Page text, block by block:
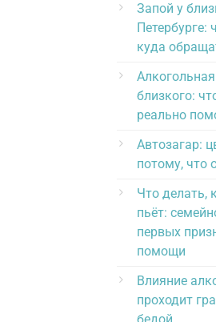
Запой у
Петербурге:
куда
близкого:
реально
Автозагар:
потому, что
Что делать,
пьёт:
первых
помощи
Влияние
проходит